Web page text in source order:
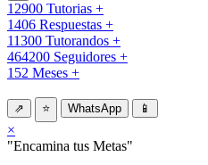
12900 Tutorias +
1406 Respuestas +
11300 Tutorandos +
464200 Seguidores +
152 Meses +
⇗ ⭐ WhatsApp 📱
×
"Encamina tus Metas"